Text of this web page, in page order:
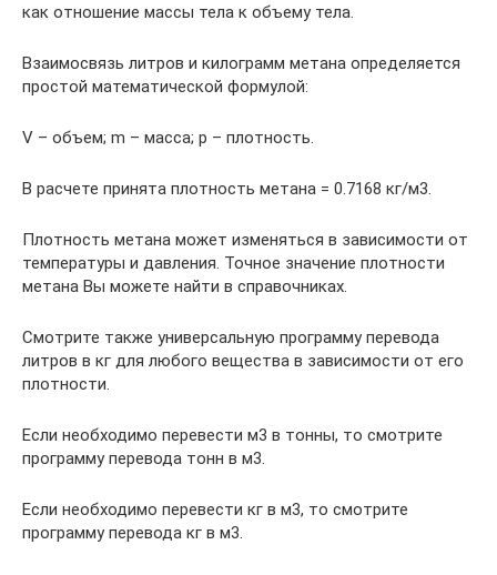
как отношение массы тела к объему тела.
Взаимосвязь литров и килограмм метана определяется
простой математической формулой:
V – объем; m – масса; p – плотность.
В расчете принята плотность метана = 0.7168 кг/м3.
Плотность метана может изменяться в зависимости от
температуры и давления. Точное значение плотности
метана Вы можете найти в справочниках.
Смотрите также универсальную программу перевода
литров в кг для любого вещества в зависимости от его
плотности.
Если необходимо перевести м3 в тонны, то смотрите
программу перевода тонн в м3.
Если необходимо перевести кг в м3, то смотрите
программу перевода кг в м3.